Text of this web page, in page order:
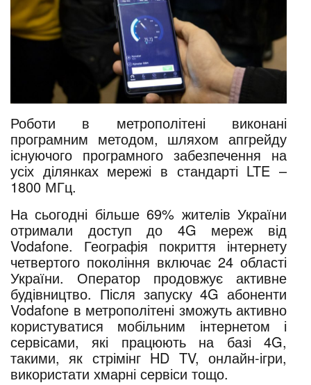
Роботи в метрополітені виконані
програмним методом, шляхом апгрейду
існуючого програмного забезпечення на
усіх ділянках мережі в стандарті LTE –
1800 МГц.
На сьогодні більше 69% жителів України
отримали доступ до 4G мереж від
Vodafone. Географія покриття інтернету
четвертого покоління включає 24 області
України. Оператор продовжує активне
будівництво. Після запуску 4G абоненти
Vodafone в метрополітені зможуть активно
користуватися мобільним інтернетом і
сервісами, які працюють на базі 4G,
такими, як стрімінг HD TV, онлайн-ігри,
використати хмарні сервіси тощо.